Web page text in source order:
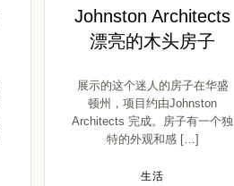
Johnston Architects
漂亮的木头房子
展示的这个迷人的房子在华盛
顿州，项目约由Johnston
Architects 完成。房子有一个独
特的外观和感 […]
生活